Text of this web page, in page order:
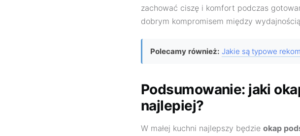
zachować ciszę i komfort podczas
dobrym kompromisem między
Polecamy również: Jakie są typowe
Podsumowanie: jaki
najlepiej?
W małej kuchni najlepszy będzie okap